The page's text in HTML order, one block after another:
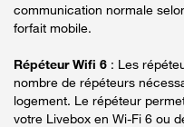
communication normale
forfait mobile.
Répéteur Wifi 6 : Les
nombre de répéteurs
logement. Le répéteur
votre Livebox en Wi-Fi 6 ou